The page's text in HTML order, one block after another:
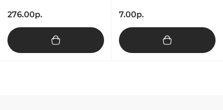
276.00р. 7.00р.